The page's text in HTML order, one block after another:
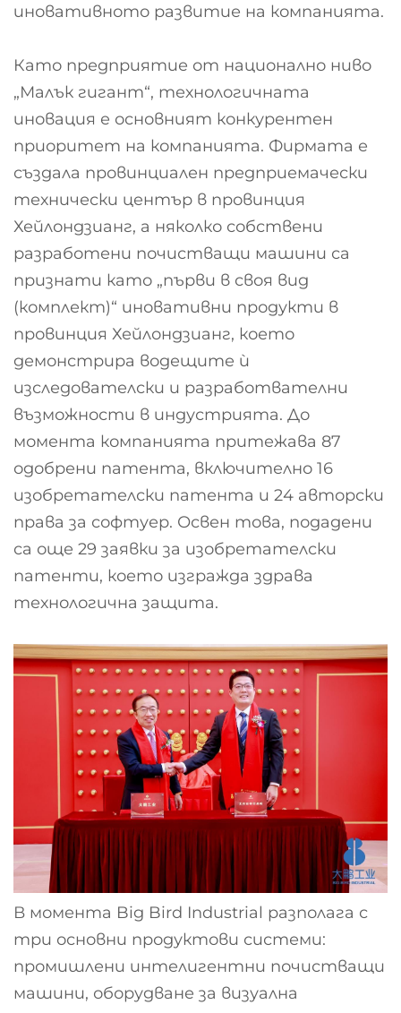
иновативното развитие на компанията.
Като предприятие от национално ниво
„Малък гигант“, технологичната
иновация е основният конкурентен
приоритет на компанията. Фирмата е
създала провинциален предприемачески
технически център в провинция
Хейлондзианг, а няколко собствени
разработени почистващи машини са
признати като „първи в своя вид
(комплект)“ иновативни продукти в
провинция Хейлондзианг, което
демонстрира водещите ѝ
изследователски и разработвателни
възможности в индустрията. До
момента компанията притежава 87
одобрени патента, включително 16
изобретателски патента и 24 авторски
права за софтуер. Освен това, подадени
са още 29 заявки за изобретателски
патенти, което изгражда здрава
технологична защита.
В момента Big Bird Industrial разполага с
три основни продуктови системи:
промишлени интелигентни почистващи
машини, оборудване за визуална